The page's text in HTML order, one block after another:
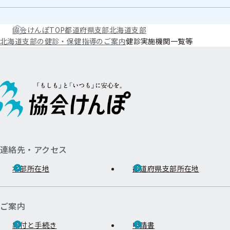
協会けんぽTOP都道府県支部北海道支部
北海道支部の健診・保健指導のご案内健診実施機関一覧等
連絡先・アクセス
本部所在地 都道府県支部所在地
ご案内
給付と手続き 申請書